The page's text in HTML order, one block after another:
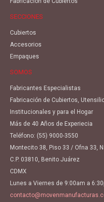
SECCIONES
Cubiertos
Accesorios
Empaques
SOMOS
Fabricantes Especialistas
Fabricación de Cubiertos,
Institucionales y para el Hogar
Más de 40 Años de Experiecia
Teléfono: (55) 9000-3550
Montecito 38, Piso 33 / Ofna 33,
C.P. 03810, Benito Juárez
CDMX
Lunes a Viernes de 9:00am a